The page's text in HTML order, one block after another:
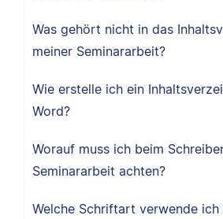
Was gehört nicht in das
meiner Seminararbeit?
Wie erstelle ich ein
Word?
Worauf muss ich beim
Seminararbeit achten?
Welche Schriftart verwende ich